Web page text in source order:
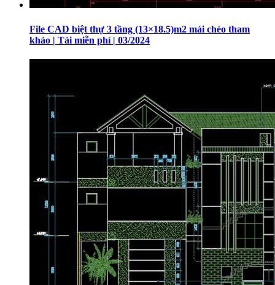
File CAD biệt thự 3 tầng (13×18.5)m2 mái chéo tham
khảo | Tải miễn phí | 03/2024